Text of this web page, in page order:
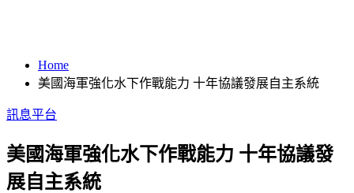
Home
美國海軍強化水下作戰能力 十年協議發展自主系統
訊息平台
美國海軍強化水下作戰能力 十年協議發
展自主系統